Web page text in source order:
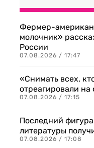
Фермер-
молочник»
России
07.08.2026 / 17:47
«Снимать всех,
отреагировали
07.08.2026 / 17:15
Последний
литературы
07.08.2026 / 17:08